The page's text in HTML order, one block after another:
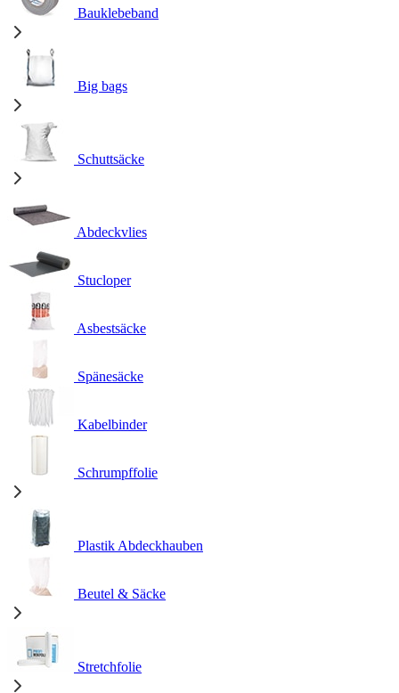
Bauklebeband
Big bags
Schuttsäcke
Abdeckvlies
Stucloper
Asbestsäcke
Spänesäcke
Kabelbinder
Schrumpffolie
Plastik Abdeckhauben
Beutel & Säcke
Stretchfolie